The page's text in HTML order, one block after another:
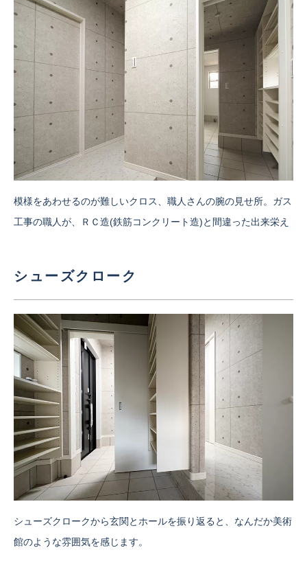
模様をあわせるのが難しいクロス、職人さんの腕の見せ所。ガス
工事の職人が、ＲＣ造(鉄筋コンクリート造)と間違った出来栄え
シューズクローク
シューズクロークから玄関とホールを振り返ると、なんだか美術
館のような雰囲気を感じます。